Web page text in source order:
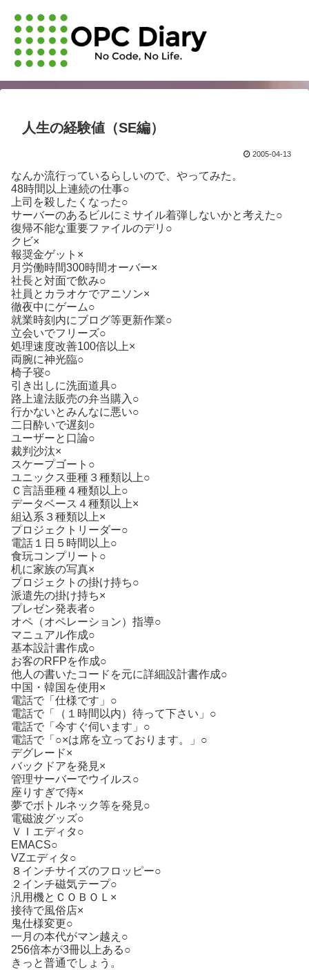
人生の経験値（SE編）
2005-04-13
なんか流行っているらしいので、やってみた。
48時間以上連続の仕事○
上司を殺したくなった○
サーバーのあるビルにミサイル着弾しないかと考えた○
復帰不能な重要ファイルのデリ○
クビ×
報奨金ゲット×
月労働時間300時間オーバー×
社長と対面で飲み○
社員とカラオケでアニソン×
徹夜中にゲーム○
就業時刻内にブログ等更新作業○
立会いでフリーズ○
処理速度改善100倍以上×
両腕に神光臨○
椅子寝○
引き出しに洗面道具○
路上違法販売の弁当購入○
行かないとみんなに悪い○
二日酔いで遅刻○
ユーザーと口論○
裁判沙汰×
スケープゴート○
ユニックス亜種３種類以上○
Ｃ言語亜種４種類以上○
データベース４種類以上×
組込系３種類以上×
プロジェクトリーダー○
電話１日５時間以上○
食玩コンプリート○
机に家族の写真×
プロジェクトの掛け持ち○
派遣先の掛け持ち×
プレゼン発表者○
オペ（オペレーション）指導○
マニュアル作成○
基本設計書作成○
お客のRFPを作成○
他人の書いたコードを元に詳細設計書作成○
中国・韓国を使用×
電話で「仕様です」○
電話で「（１時間以内）待って下さい」○
電話で「今すぐ伺います」○
電話で「○×は席を立っております。」○
デグレード×
バックドアを発見×
管理サーバーでウイルス○
座りすぎで痔×
夢でボトルネック等を発見○
電磁波グッズ○
ＶＩエディタ○
EMACS○
VZエディタ○
８インチサイズのフロッピー○
２インチ磁気テープ○
汎用機とＣＯＢＯＬ×
接待で風俗店×
鬼仕様変更○
一月の本代がマン越え○
256倍本が3冊以上ある○
きっと普通でしょう。